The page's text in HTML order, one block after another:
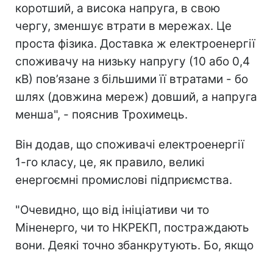
коротший, а висока напруга, в свою
чергу, зменшує втрати в мережах. Це
проста фізика. Доставка ж електроенергії
споживачу на низьку напругу (10 або 0,4
кВ) пов’язане з більшими її втратами - бо
шлях (довжина мереж) довший, а напруга
менша", - пояснив Трохимець.
Він додав, що споживачі електроенергії
1-го класу, це, як правило, великі
енергоємні промислові підприємства.
"Очевидно, що від ініціативи чи то
Міненерго, чи то НКРЕКП, постраждають
вони. Деякі точно збанкрутують. Бо, якщо